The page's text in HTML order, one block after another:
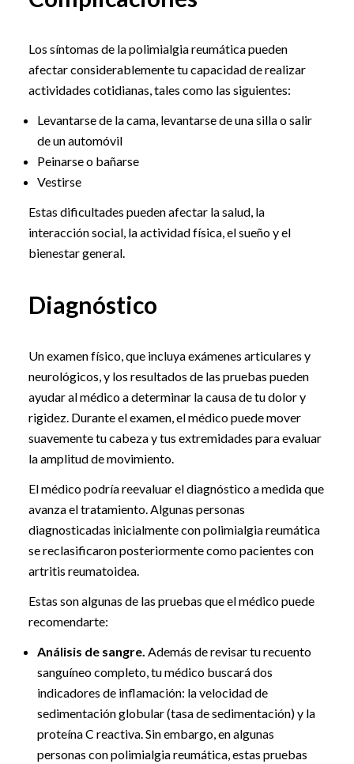
Los síntomas de la polimialgia reumática pueden
afectar considerablemente tu capacidad de realizar
actividades cotidianas, tales como las siguientes:
Levantarse de la cama, levantarse de una silla o salir
de un automóvil
Peinarse o bañarse
Vestirse
Estas dificultades pueden afectar la salud, la
interacción social, la actividad física, el sueño y el
bienestar general.
Diagnóstico
Un examen físico, que incluya exámenes articulares y
neurológicos, y los resultados de las pruebas pueden
ayudar al médico a determinar la causa de tu dolor y
rigidez. Durante el examen, el médico puede mover
suavemente tu cabeza y tus extremidades para evaluar
la amplitud de movimiento.
El médico podría reevaluar el diagnóstico a medida que
avanza el tratamiento. Algunas personas
diagnosticadas inicialmente con polimialgia reumática
se reclasificaron posteriormente como pacientes con
artritis reumatoidea.
Estas son algunas de las pruebas que el médico puede
recomendarte:
Análisis de sangre. Además de revisar tu recuento
sanguíneo completo, tu médico buscará dos
indicadores de inflamación: la velocidad de
sedimentación globular (tasa de sedimentación) y la
proteína C reactiva. Sin embargo, en algunas
personas con polimialgia reumática, estas pruebas